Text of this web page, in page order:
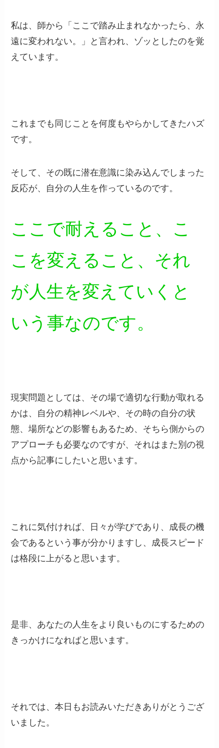
私は、師から「ここで踏み止まれなかったら、永
遠に変われない。」と言われ、ゾッとしたのを覚
えています。
これまでも同じことを何度もやらかしてきたハズ
です。
そして、その既に潜在意識に染み込んでしまった
反応が、自分の人生を作っているのです。
ここで耐えること、こ
こを変えること、それ
が人生を変えていくと
いう事なのです。
現実問題としては、その場で適切な行動が取れる
かは、自分の精神レベルや、その時の自分の状
態、場所などの影響もあるため、そちら側からの
アプローチも必要なのですが、それはまた別の視
点から記事にしたいと思います。
これに気付ければ、日々が学びであり、成長の機
会であるという事が分かりますし、成長スピード
は格段に上がると思います。
是非、あなたの人生をより良いものにするための
きっかけになればと思います。
それでは、本日もお読みいただきありがとうござ
いました。